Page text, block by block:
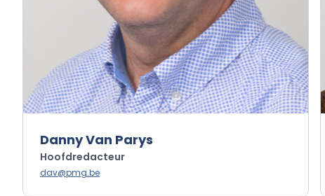
Danny Van Parys
Hoofdredacteur
dav@pmg.be